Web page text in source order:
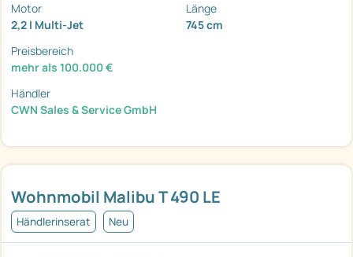
Wohnmobil Malibu T 490 LE
Händlerinserat Neu
Motor
2,2 l Multi-Jet
Länge
745 cm
Preisbereich
mehr als 100.000 €
Händler
CWN Sales & Service GmbH